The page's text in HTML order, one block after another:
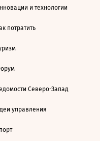
и технологии
потратить
Северо-Запад
управления